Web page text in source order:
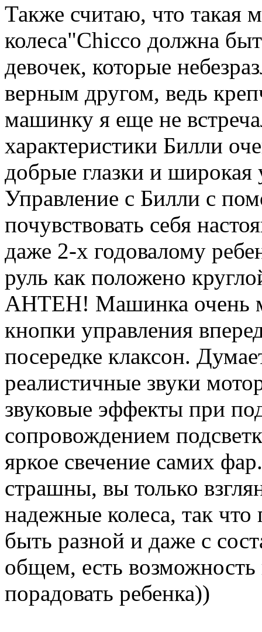
Также считаю, что такая
колеса"Chicco должна
девочек, которые
верным другом, ведь
машинку я еще не
характеристики Билли
добрые глазки и широкая
Управление с Билли с
почувствовать себя
даже 2-х годовалому
руль как положено
АНТЕН! Машинка очень
кнопки управления
посередке клаксон.
реалистичные звуки
звуковые эффекты при
сопровождением
яркое свечение самих
страшны, вы только
надежные колеса, так
быть разной и даже с
общем, есть
порадовать ребенка))